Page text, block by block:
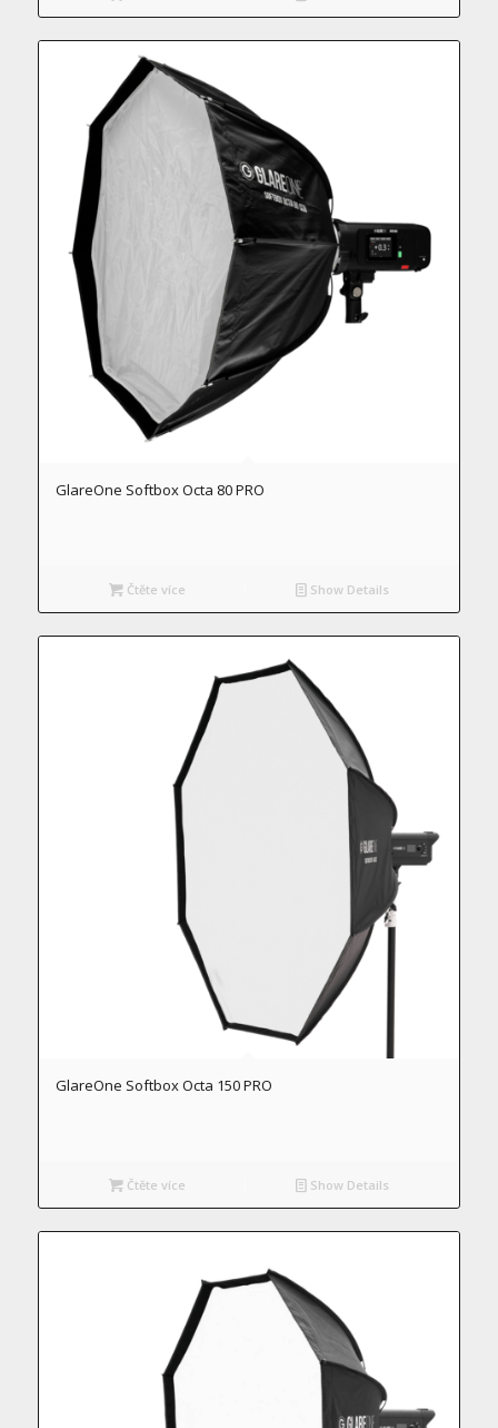
GlareOne Softbox Octa 80 PRO
Čtěte více Show Details
GlareOne Softbox Octa 150 PRO
Čtěte více Show Details